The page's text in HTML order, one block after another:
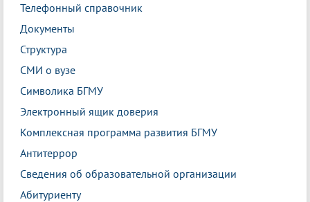
Телефонный справочник
Документы
Структура
СМИ о вузе
Символика БГМУ
Электронный ящик доверия
Комплексная программа развития БГМУ
Антитеррор
Сведения об образовательной организации
Абитуриенту